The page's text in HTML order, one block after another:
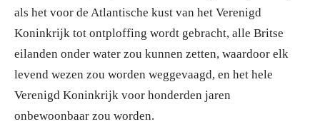
als het voor de Atlantische kust van het Verenigd
Koninkrijk tot ontploffing wordt gebracht, alle Britse
eilanden onder water zou kunnen zetten, waardoor elk
levend wezen zou worden weggevaagd, en het hele
Verenigd Koninkrijk voor honderden jaren
onbewoonbaar zou worden.